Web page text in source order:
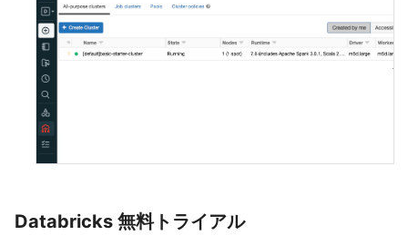
Databricks 無料トライアル